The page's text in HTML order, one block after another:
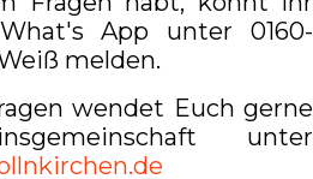
App unter 0160-
melden.
wendet Euch gerne
unter